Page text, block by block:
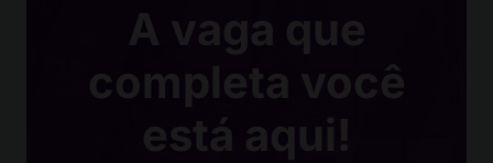
A vaga que
completa você
está aqui!